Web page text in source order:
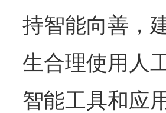
持智能向善，
生合理使用人
智能工具和应